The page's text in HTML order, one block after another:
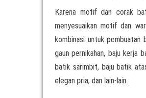
Karena motif dan corak
menyesuaikan motif dan
kombinasi untuk
gaun pernikahan, baju kerja
batik sarimbit, baju batik
elegan pria, dan lain-lain.